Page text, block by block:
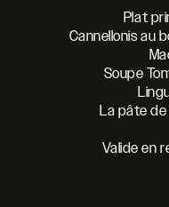
Plat
Cannellonis au
Soupe
La pâte de
Valide en